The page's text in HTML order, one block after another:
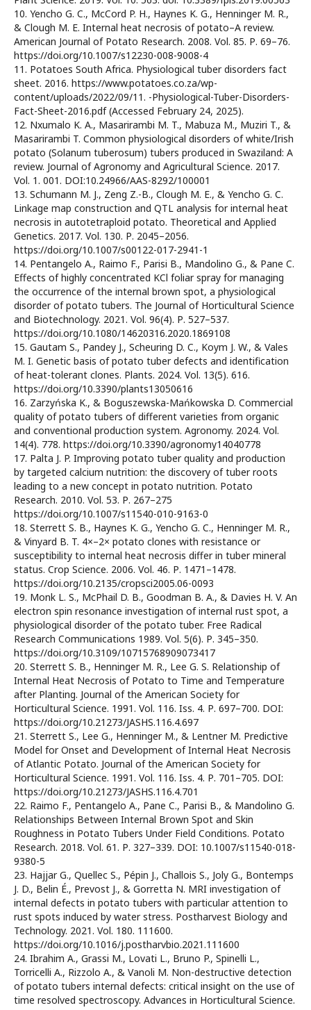
10. Yencho G. C., McCord P. H., Haynes K. G., Henninger M. R.,
& Clough M. E. Internal heat necrosis of potato–A review.
American Journal of Potato Research. 2008. Vol. 85. Р. 69–76.
https://doi.org/10.1007/s12230-008-9008-4
11. Potatoes South Africa. Physiological tuber disorders fact
sheet. 2016. https://www.potatoes.co.za/wp-
content/uploads/2022/09/11. -Physiological-Tuber-Disorders-
Fact-Sheet-2016.pdf (Accessed February 24, 2025).
12. Nxumalo K. A., Masarirambi M. T., Mabuza M., Muziri T., &
Masarirambi T. Common physiological disorders of white/Irish
potato (Solanum tuberosum) tubers produced in Swaziland: A
review. Journal of Agronomy and Agricultural Science. 2017.
Vol. 1. 001. DOI:10.24966/AAS-8292/100001
13. Schumann M. J., Zeng Z.-B., Clough M. E., & Yencho G. C.
Linkage map construction and QTL analysis for internal heat
necrosis in autotetraploid potato. Theoretical and Applied
Genetics. 2017. Vol. 130. Р. 2045–2056.
https://doi.org/10.1007/s00122-017-2941-1
14. Pentangelo A., Raimo F., Parisi B., Mandolino G., & Pane C.
Effects of highly concentrated KCl foliar spray for managing
the occurrence of the internal brown spot, a physiological
disorder of potato tubers. The Journal of Horticultural Science
and Biotechnology. 2021. Vol. 96(4). Р. 527–537.
https://doi.org/10.1080/14620316.2020.1869108
15. Gautam S., Pandey J., Scheuring D. C., Koym J. W., & Vales
M. I. Genetic basis of potato tuber defects and identification
of heat-tolerant clones. Plants. 2024. Vol. 13(5). 616.
https://doi.org/10.3390/plants13050616
16. Zarzyńska K., & Boguszewska-Mańkowska D. Commercial
quality of potato tubers of different varieties from organic
and conventional production system. Agronomy. 2024. Vol.
14(4). 778. https://doi.org/10.3390/agronomy14040778
17. Palta J. P. Improving potato tuber quality and production
by targeted calcium nutrition: the discovery of tuber roots
leading to a new concept in potato nutrition. Potato
Research. 2010. Vol. 53. Р. 267–275
https://doi.org/10.1007/s11540-010-9163-0
18. Sterrett S. B., Haynes K. G., Yencho G. C., Henninger M. R.,
& Vinyard B. T. 4×–2× potato clones with resistance or
susceptibility to internal heat necrosis differ in tuber mineral
status. Crop Science. 2006. Vol. 46. Р. 1471–1478.
https://doi.org/10.2135/cropsci2005.06-0093
19. Monk L. S., McPhail D. B., Goodman B. A., & Davies H. V. An
electron spin resonance investigation of internal rust spot, a
physiological disorder of the potato tuber. Free Radical
Research Communications 1989. Vol. 5(6). Р. 345–350.
https://doi.org/10.3109/10715768909073417
20. Sterrett S. B., Henninger M. R., Lee G. S. Relationship of
Internal Heat Necrosis of Potato to Time and Temperature
after Planting. Journal of the American Society for
Horticultural Science. 1991. Vol. 116. Iss. 4. Р. 697–700. DOI:
https://doi.org/10.21273/JASHS.116.4.697
21. Sterrett S., Lee G., Henninger M., & Lentner M. Predictive
Model for Onset and Development of Internal Heat Necrosis
of Atlantic Potato. Journal of the American Society for
Horticultural Science. 1991. Vol. 116. Iss. 4. Р. 701–705. DOI:
https://doi.org/10.21273/JASHS.116.4.701
22. Raimo F., Pentangelo A., Pane C., Parisi B., & Mandolino G.
Relationships Between Internal Brown Spot and Skin
Roughness in Potato Tubers Under Field Conditions. Potato
Research. 2018. Vol. 61. Р. 327–339. DOI: 10.1007/s11540-018-
9380-5
23. Hajjar G., Quellec S., Pépin J., Challois S., Joly G., Bontemps
J. D., Belin É., Prevost J., & Gorretta N. MRI investigation of
internal defects in potato tubers with particular attention to
rust spots induced by water stress. Postharvest Biology and
Technology. 2021. Vol. 180. 111600.
https://doi.org/10.1016/j.postharvbio.2021.111600
24. Ibrahim A., Grassi M., Lovati L., Bruno P., Spinelli L.,
Torricelli A., Rizzolo A., & Vanoli M. Non-destructive detection
of potato tubers internal defects: critical insight on the use of
time resolved spectroscopy. Advances in Horticultural Science.